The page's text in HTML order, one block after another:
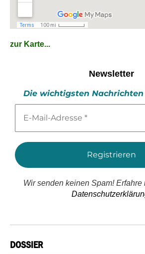
zur Karte...
Newsletter
Die wichtigsten
Mail-
*
Wir senden keinen Spam! Erfahre
DOSSIER